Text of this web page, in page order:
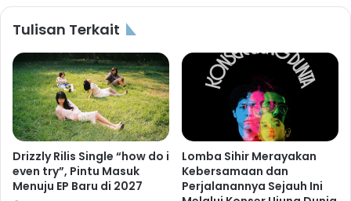
Tulisan Terkait
Drizzly Rilis Single “how do i
even try”, Pintu Masuk
Menuju EP Baru di 2027
Lomba Sihir Merayakan
Kebersamaan dan
Perjalanannya Sejauh Ini